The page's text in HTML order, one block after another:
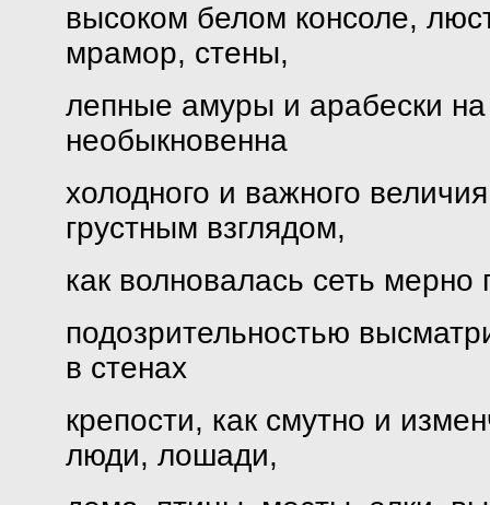
высоком белом консоле,
мрамор, стены,
лепные амуры и арабески
необыкновенна
холодного и важного
грустным взглядом,
как волновалась сеть
подозрительностью
в стенах
крепости, как смутно и
люди, лошади,